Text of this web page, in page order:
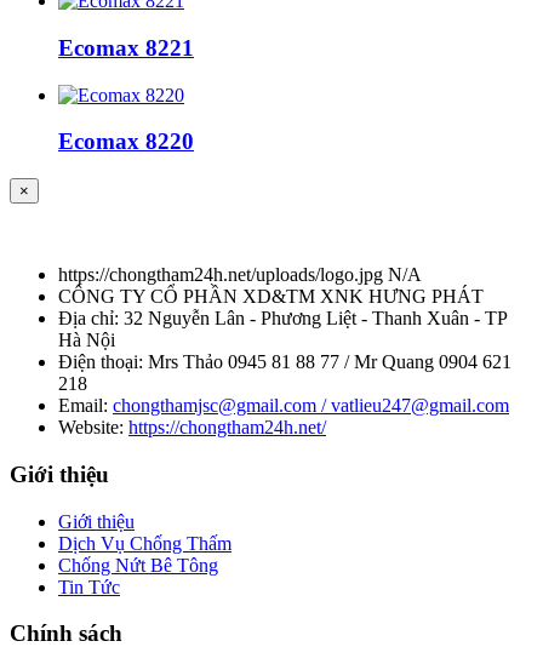
Ecomax 8221
Ecomax 8220
×
https://chongtham24h.net/uploads/logo.jpg N/A
CÔNG TY CỔ PHẦN XD&TM XNK HƯNG PHÁT
Địa chỉ: 32 Nguyễn Lân - Phương Liệt - Thanh Xuân - TP
Hà Nội
Điện thoại: Mrs Thảo 0945 81 88 77 / Mr Quang 0904 621
218
Email: chongthamjsc@gmail.com / vatlieu247@gmail.com
Website: https://chongtham24h.net/
Giới thiệu
Giới thiệu
Dịch Vụ Chống Thấm
Chống Nứt Bê Tông
Tin Tức
Chính sách